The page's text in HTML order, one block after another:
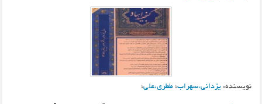
نویسنده: یزدانی،سهراب؛ ططری،علی؛